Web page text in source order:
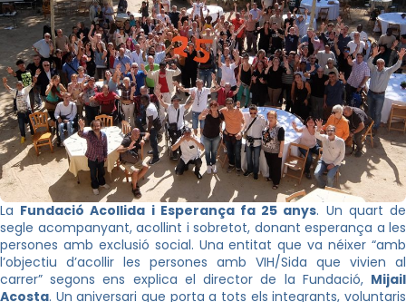
La Fundació Acollida i Esperança fa 25 anys. Un quart de
segle acompanyant, acollint i sobretot, donant esperança a les
persones amb exclusió social. Una entitat que va néixer “amb
l’objectiu d’acollir les persones amb VIH/Sida que vivien al
carrer” segons ens explica el director de la Fundació, Mijail
Acosta. Un aniversari que porta a tots els integrants, voluntaris